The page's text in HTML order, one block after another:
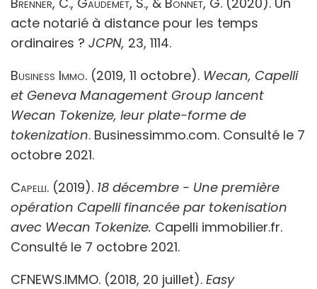
acte notarié à distance pour les temps
ordinaires ? JCPN, 23, 1114.
Business Immo. (2019, 11 octobre). Wecan, Capelli
et Geneva Management Group lancent
Wecan Tokenize, leur plate-forme de
tokenization. Businessimmo.com. Consulté le 7
octobre 2021.
Capelli. (2019). 18 décembre - Une première
opération Capelli financée par tokenisation
avec Wecan Tokenize. Capelli immobilier.fr.
Consulté le 7 octobre 2021.
CFNEWS.IMMO. (2018, 20 juillet). Easy